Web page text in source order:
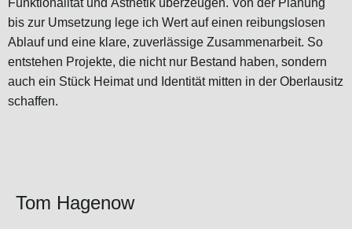
Funktionalität und Ästhetik überzeugen. Von der Planung
bis zur Umsetzung lege ich Wert auf einen reibungslosen
Ablauf und eine klare, zuverlässige Zusammenarbeit. So
entstehen Projekte, die nicht nur Bestand haben, sondern
auch ein Stück Heimat und Identität mitten in der Oberlausitz
schaffen.
Tom Hagenow